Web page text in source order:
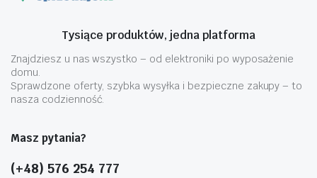
Tysiące produktów, jedna platforma
Znajdziesz u nas wszystko – od elektroniki po wyposażenie
domu.
Sprawdzone oferty, szybka wysyłka i bezpieczne zakupy – to
nasza codzienność.
Masz pytania?
(+48) 576 254 777